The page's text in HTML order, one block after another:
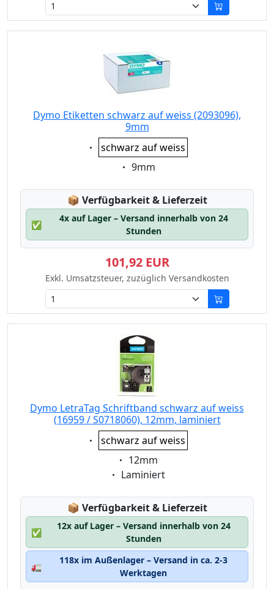
Dymo Etiketten schwarz auf weiss (2093096),
9mm
Eigenschaft:
schwarz auf weiss
Eigenschaft:
9mm
📦 Lagerstatus:
Verfügbarkeit & Lieferzeit
✅
4x auf Lager – Versand innerhalb von 24
Stunden
101,92 EUR
Exkl. Umsatzsteuer, zuzüglich Versandkosten
Dymo LetraTag Schriftband schwarz auf weiss
(16959 / S0718060), 12mm, laminiert
Eigenschaft:
schwarz auf weiss
Eigenschaft:
12mm
Eigenschaft:
Laminiert
📦 Lagerstatus:
Verfügbarkeit & Lieferzeit
✅
12x auf Lager – Versand innerhalb von 24
Stunden
🚛
118x im Außenlager – Versand in ca. 2-3
Werktagen